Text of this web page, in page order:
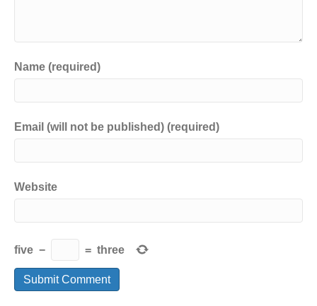
Name (required)
Email (will not be published) (required)
Website
five − = three